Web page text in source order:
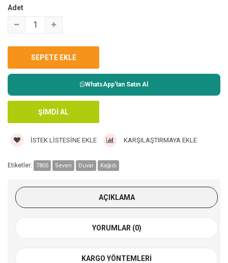
Adet
WhatsApp'tan Satın Al
İSTEK LISTESINE EKLE KARŞILAŞTIRMAYA EKLE
Etiketler: 7805 Seven Duvar Kağıdı
AÇIKLAMA
YORUMLAR (0)
KARGO YÖNTEMLERI